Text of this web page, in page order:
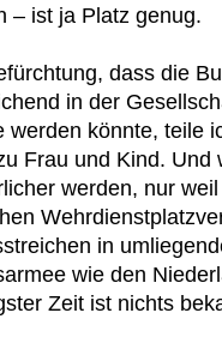
– ist ja Platz genug.
dass die
in der
werden könnte, teile
Frau und Kind. Und
werden, nur
in
wie den
Zeit ist nichts